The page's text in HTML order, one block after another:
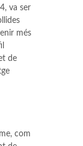
va ser
més
de
com